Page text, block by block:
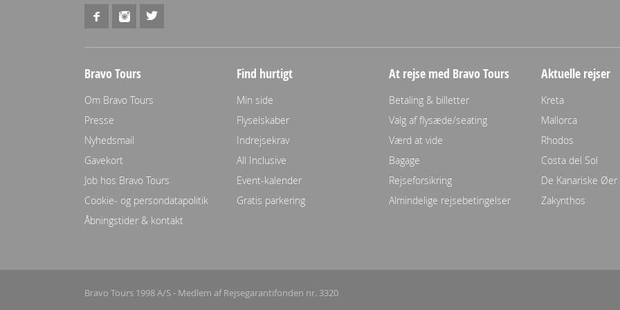
Bravo Tours
Om Bravo Tours
Presse
Nyhedsmail
Gavekort
Job hos Bravo Tours
Cookie- og persondatapolitik
Åbningstider & kontakt
Find hurtigt
Min side
Flyselskaber
Indrejsekrav
All Inclusive
Event-kalender
Gratis parkering
At rejse med Bravo Tours
Betaling & billetter
Valg af flysæde/seating
Værd at vide
Bagage
Rejseforsikring
Almindelige rejsebetingelser
Aktuelle rejser
Kreta
Mallorca
Rhodos
Costa del Sol
De Kanariske Øer
Zakynthos
Bravo Tours 1998 A/S - Medlem af Rejsegarantifonden nr. 3320